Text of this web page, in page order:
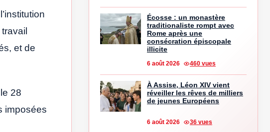
et de
28
imposées
Écosse : un monastère
traditionaliste rompt avec
Rome après une
consécration épiscopale
illicite
6 août 2026 460 vues
À Assise, Léon XIV vient
réveiller les rêves de milliers
de jeunes Européens
6 août 2026 36 vues